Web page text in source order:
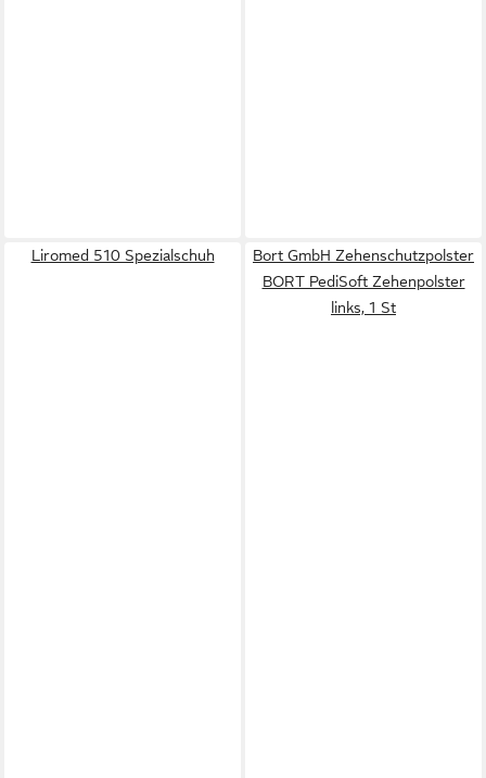
Liromed 510 Spezialschuh
Bort GmbH Zehenschutzpolster
BORT PediSoft Zehenpolster
links, 1 St